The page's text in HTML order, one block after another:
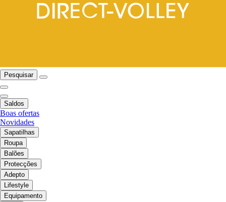
Pesquisar
Saldos
Boas ofertas
Novidades
Sapatilhas
Roupa
Balões
Protecções
Adepto
Lifestyle
Equipamento